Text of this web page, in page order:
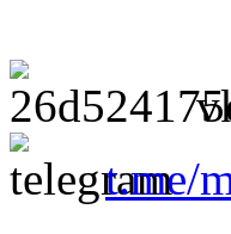
t.me/